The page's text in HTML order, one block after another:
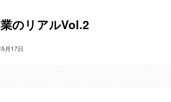
のリアルVol.2
月17日